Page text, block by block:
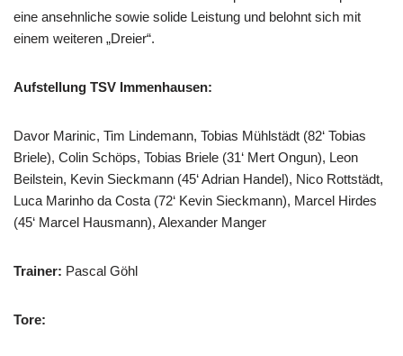
eine ansehnliche sowie solide Leistung und belohnt sich mit
einem weiteren „Dreier“.
Aufstellung TSV Immenhausen:
Davor Marinic, Tim Lindemann, Tobias Mühlstädt (82‘ Tobias
Briele), Colin Schöps, Tobias Briele (31‘ Mert Ongun), Leon
Beilstein, Kevin Sieckmann (45‘ Adrian Handel), Nico Rottstädt,
Luca Marinho da Costa (72‘ Kevin Sieckmann), Marcel Hirdes
(45‘ Marcel Hausmann), Alexander Manger
Trainer: Pascal Göhl
Tore: